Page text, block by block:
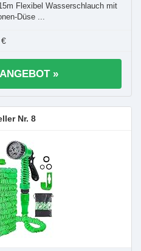
Flexibel Wasserschlauch mit
Düse ...
»
8